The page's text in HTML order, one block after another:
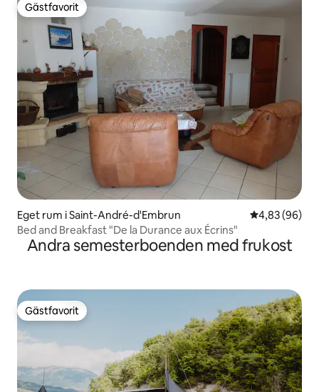
Gästfavorit
Gästfavorit
Eget rum i Saint-André-d'Embrun 4,83 av 5 i
4,83 (96)
Bed and Breakfast "De la Durance aux Écrins"
Andra semesterboenden med frukost
Gästfavorit
Gästfavorit